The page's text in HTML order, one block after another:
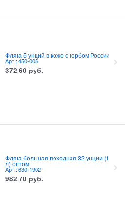
Фляга 5 унций в коже с гербом России
Арт.: 450-005
372,60 руб.
Фляга большая походная 32 унции (1
л) оптом
Арт.: 630-1902
982,70 руб.